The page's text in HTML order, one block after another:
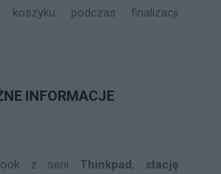
koszyku podczas finalizacji
INFORMACJE
z serii Thinkpad, stację